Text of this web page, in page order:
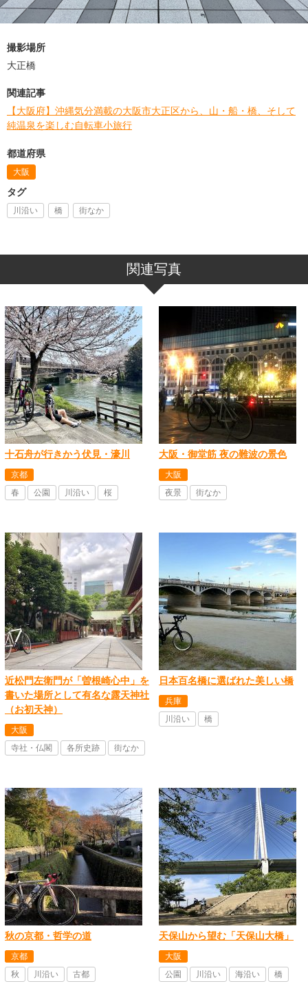
撮影場所
大正橋
関連記事
【大阪府】沖縄気分満載の大阪市大正区から、山・船・橋、そして
純温泉を楽しむ自転車小旅行
都道府県
大阪
タグ
川沿い 橋 街なか
関連写真
十石舟が行きかう伏見・濠川
京都
春
公園 川沿い 桜
大阪・御堂筋 夜の難波の景色
大阪
夜景
街なか
近松門左衛門が「曽根崎心中」を
書いた場所として有名な露天神社
（お初天神）
大阪
寺社・仏閣
各所史跡 街なか
日本百名橋に選ばれた美しい橋
兵庫
川沿い
橋
秋の京都・哲学の道
京都
秋
川沿い 古都
天保山から望む「天保山大橋」
大阪
公園
川沿い 海沿い 橋